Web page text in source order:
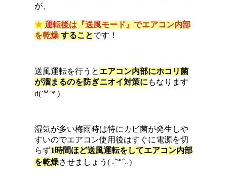
が、
★ 運転後は『送風モード』でエアコン内部
を乾燥 することです！
送風運転を行うと エアコン内部にホコリ菌
が溜まるのを防ぎニオイ対策に もなります
d(˙꒳​˙* )
湿気が多い梅雨時は特にカビ菌が発生しや
すいのでエアコン使用後はすぐに電源を切
らず1時間ほど送風運転をしてエアコン内部
を乾燥させましょう( ˶ˆ꒳ˆ˵ )